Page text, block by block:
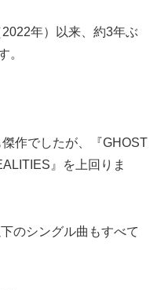
年）以来、約3年ぶ
。
作でしたが、『GHOST
』を上回りま
のシングル曲もすべて